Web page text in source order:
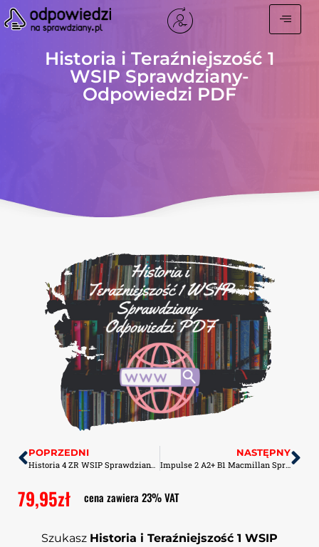
Historia i Teraźniejszość 1
WSIP Sprawdziany-
Odpowiedzi PDF
POPRZEDNI
Historia 4 ZR WSIP Sprawdziany-Odpowiedzi PDF
NASTĘPNY
Impulse 2 A2+ B1 Macmillan Sprawdziany-Odpowiedzi PDF
79,95zł cena zawiera 23% VAT
Szukasz Historia i Teraźniejszość 1 WSIP